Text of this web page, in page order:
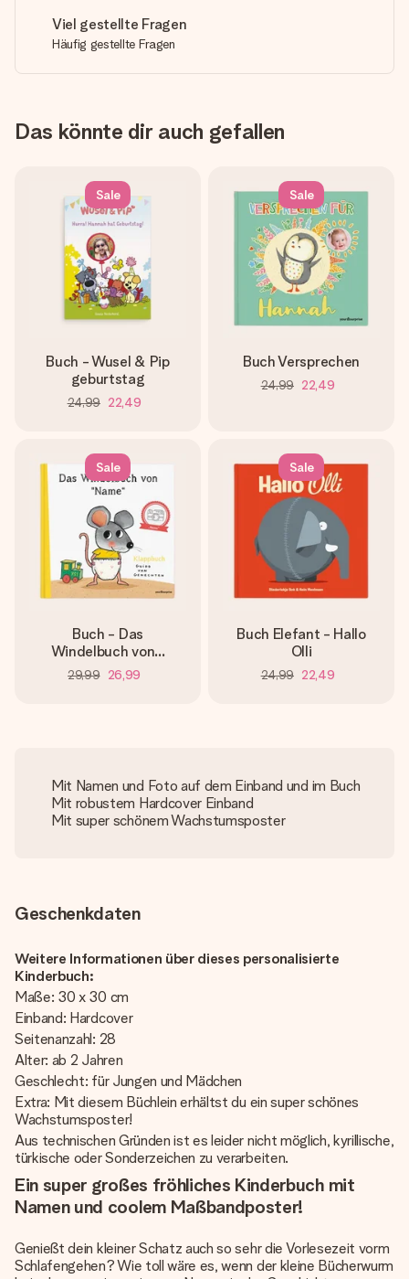
Viel gestellte Fragen
Häufig gestellte Fragen
Das könnte dir auch gefallen
Sale
Buch - Wusel & Pip
geburtstag
24,99 22,49
Sale
Buch Versprechen
24,99 22,49
Sale
Buch - Das
Windelbuch von...
29,99 26,99
Sale
Buch Elefant - Hallo
Olli
24,99 22,49
Mit Namen und Foto auf dem Einband und im Buch
Mit robustem Hardcover Einband
Mit super schönem Wachstumsposter
Geschenkdaten
Weitere Informationen über dieses personalisierte
Kinderbuch:
Maße: 30 x 30 cm
Einband: Hardcover
Seitenanzahl: 28
Alter: ab 2 Jahren
Geschlecht: für Jungen und Mädchen
Extra: Mit diesem Büchlein erhältst du ein super schönes
Wachstumsposter!
Aus technischen Gründen ist es leider nicht möglich, kyrillische,
türkische oder Sonderzeichen zu verarbeiten.
Ein super großes fröhliches Kinderbuch mit
Namen und coolem Maßbandposter!
Genießt dein kleiner Schatz auch so sehr die Vorlesezeit vorm
Schlafengehen? Wie toll wäre es, wenn der kleine Bücherwurm